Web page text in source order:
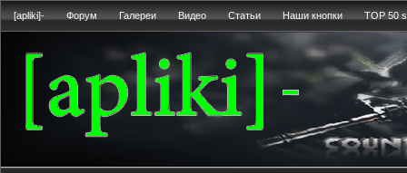
[apliki]- Форум Галереи Видео Статьи Наши кнопки TOP 50